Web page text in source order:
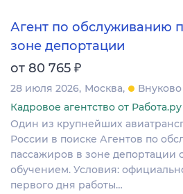
Агент по обслуживанию
зоне депортации
от 80 765 ₽
28 июля 2026 Москва
Внуково
Кадровое агентство от Работа.ру
Один из крупнейших
России в поиске Агентов по
пассажиров в зоне депортации
обучением. Условия:
первого дня работы…